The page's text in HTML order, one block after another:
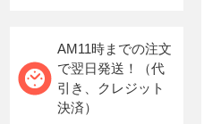
AM11時までの注文
で翌日発送！（代
引き、クレジット
決済）